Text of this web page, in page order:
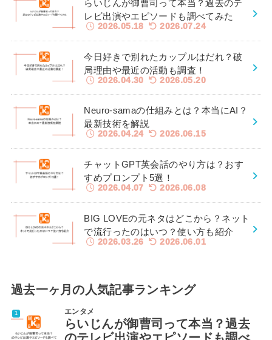
らいじんが御曹司って本当？過去のテ
レビ出演やエピソードも調べてみた
2026.05.18 2026.07.24
今日好きで別れたカップルはだれ？破
局理由や最近の活動も調査！
2026.04.30 2026.05.20
Neuro-samaの仕組みとは？本当にAI？
最新技術を解説
2026.04.24 2026.06.15
チャットGPT英会話のやり方は？おす
すめプロンプト5選！
2026.04.07 2026.06.08
BIG LOVEの元ネタはどこから？ネット
で流行ったのはいつ？使い方も紹介
2026.03.26 2026.06.01
過去一ヶ月の人気記事ランキング
エンタメ
らいじんが御曹司って本当？過去